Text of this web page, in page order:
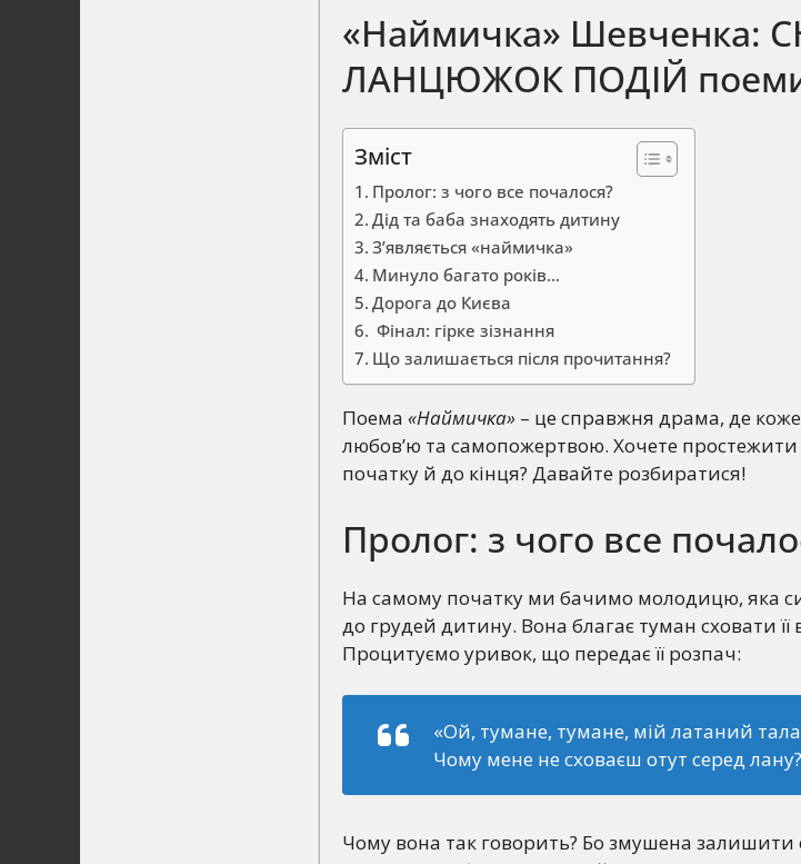
«Наймичка» Шевченка:
ЛАНЦЮЖОК ПОДІЙ
Зміст
Пролог: з чого все почалося?
Дід та баба знаходять дитину
З’являється «наймичка»
Минуло багато років…
Дорога до Києва
Фінал: гірке зізнання
Що залишається після прочитання?
Поема «Наймичка» – це справжня драма, де
любов’ю та самопожертвою. Хочете
початку й до кінця? Давайте розбиратися!
Пролог: з чого все
На самому початку ми бачимо молодицю, яка
до грудей дитину. Вона благає туман сховати її
Процитуємо уривок, що передає її розпач:
«Ой, тумане, тумане, мій латаний
Чому мене не сховаєш отут серед
Чому вона так говорить? Бо змушена залишити